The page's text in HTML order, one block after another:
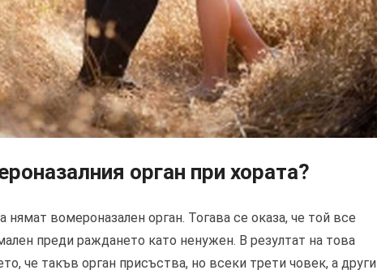
орган при хората?
вомероназален орган. Тогава се оказа, че той все
преди раждането като ненужен. В резултат на това
че такъв орган присъства, но всеки трети човек, а други